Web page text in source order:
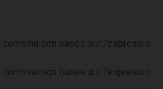
combinaison basée sur l'expression
combinaison basée sur l'expression